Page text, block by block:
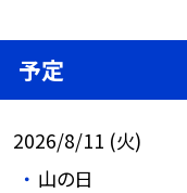
予定
2026/8/11 (火)
山の日